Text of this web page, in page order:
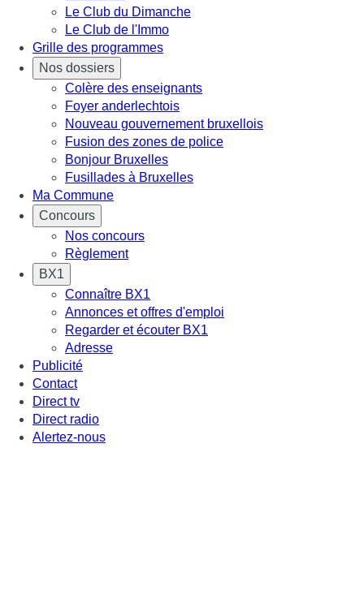
Le Club du Dimanche
Le Club de l'Immo
Grille des programmes
Nos dossiers
Colère des enseignants
Foyer anderlechtois
Nouveau gouvernement bruxellois
Fusion des zones de police
Bonjour Bruxelles
Fusillades à Bruxelles
Ma Commune
Concours
Nos concours
Règlement
BX1
Connaître BX1
Annonces et offres d'emploi
Regarder et écouter BX1
Adresse
Publicité
Contact
Direct tv
Direct radio
Alertez-nous